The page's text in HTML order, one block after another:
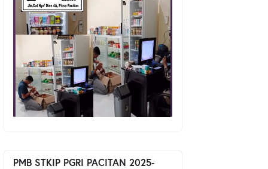
PMB STKIP PGRI PACITAN 2025-